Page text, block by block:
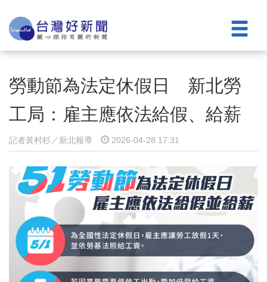
勞動節為法定休假日 新北勞
工局：雇主應依法給假、給薪
記者黃村杉／新北報導 2026-04-28 17:31